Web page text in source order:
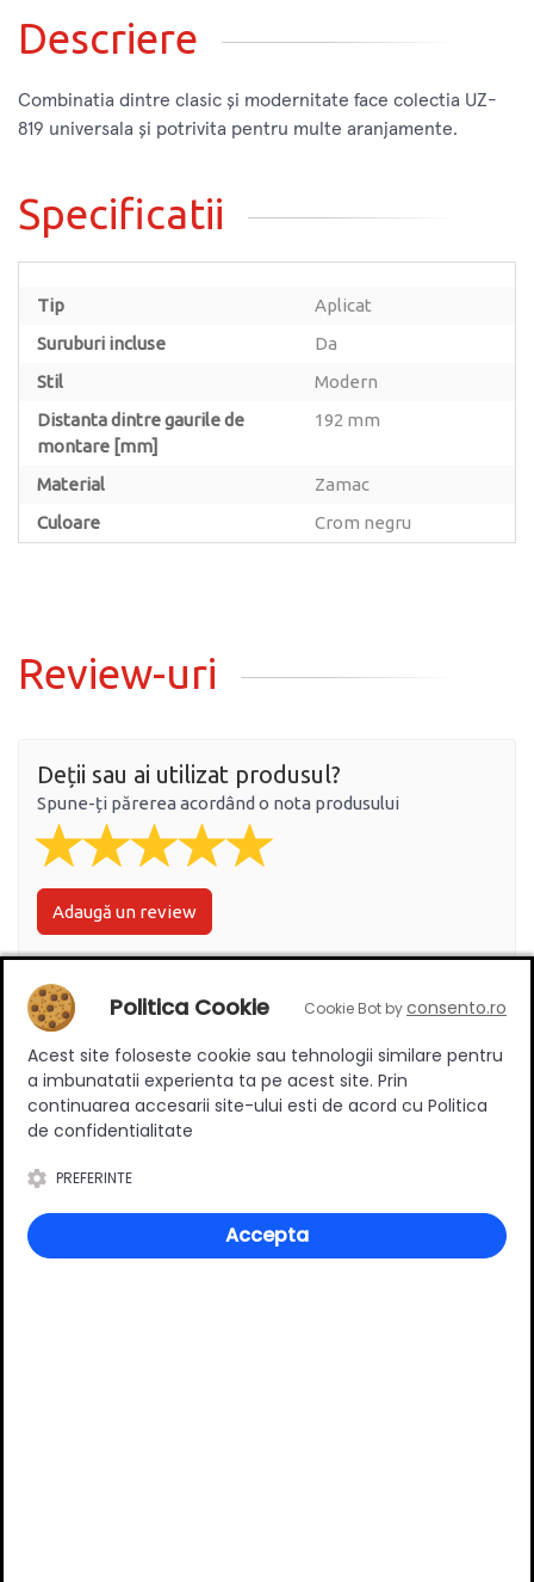
Descriere
Combinatia dintre clasic și modernitate face colectia UZ-
819 universala și potrivita pentru multe aranjamente.
Specificatii
Tip
Aplicat
Suruburi incluse
Da
Stil
Modern
Distanta dintre gaurile de
montare [mm]
192 mm
Material
Zamac
Culoare
Crom negru
Review-uri
Deții sau ai utilizat produsul?
Spune-ți părerea acordând o nota produsului
Adaugă un review
Ratingul general al produsului
0 (0 review-uri)
Întrebări și răspunsuri
Politica Cookie Cookie Bot byconsento.ro
Acest site foloseste cookie sau tehnologii similare pentru
a imbunatatii experienta ta pe acest site. Prin
continuarea accesarii site-ului esti de acord cu Politica
de confidentialitate
PREFERINTE
Accepta